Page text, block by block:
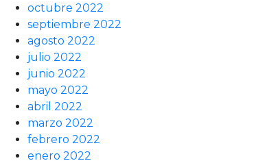
octubre 2022
septiembre 2022
agosto 2022
julio 2022
junio 2022
mayo 2022
abril 2022
marzo 2022
febrero 2022
enero 2022